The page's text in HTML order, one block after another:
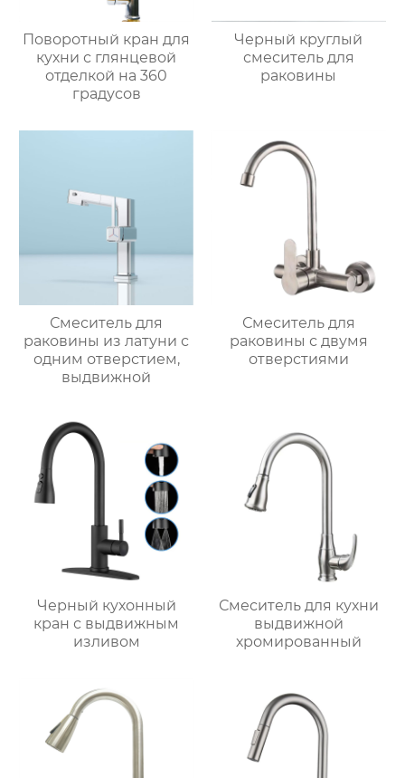
Поворотный кран для
кухни с глянцевой
отделкой на 360
градусов
Черный круглый
смеситель для
раковины
Смеситель для
раковины из латуни с
одним отверстием,
выдвижной
Смеситель для
раковины с двумя
отверстиями
Черный кухонный
кран с выдвижным
изливом
Смеситель для кухни
выдвижной
хромированный